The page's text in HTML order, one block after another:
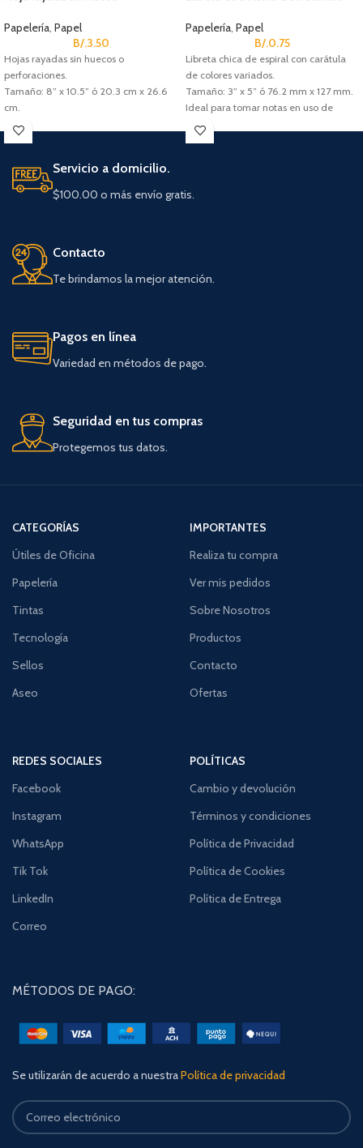
Papelería, Papel
B/.3.50
Hojas rayadas sin huecos o
perforaciones.
Tamaño: 8” x 10.5” ó 20.3 cm x 26.6
cm.
Ideal para uso escolar.
Contenido: paquete de 250 hojas.
Papelería, Papel
B/.0.75
Libreta chica de espiral con carátula
de colores variados.
Tamaño: 3” x 5” ó 76.2 mm x 127 mm.
Ideal para tomar notas en uso de
oficina.
Contenido: 60 hojas / 120 páginas.
Servicio a domicilio.
$100.00 o más envío gratis.
Contacto
Te brindamos la mejor atención.
Pagos en línea
Variedad en métodos de pago.
Seguridad en tus compras
Protegemos tus datos.
CATEGORÍAS
Útiles de Oficina
Papelería
Tintas
Tecnología
Sellos
Aseo
IMPORTANTES
Realiza tu compra
Ver mis pedidos
Sobre Nosotros
Productos
Contacto
Ofertas
REDES SOCIALES
Facebook
Instagram
WhatsApp
Tik Tok
LinkedIn
Correo
POLÍTICAS
Cambio y devolución
Términos y condiciones
Política de Privacidad
Política de Cookies
Política de Entrega
MÉTODOS DE PAGO:
Se utilizarán de acuerdo a nuestraPolítica de privacidad